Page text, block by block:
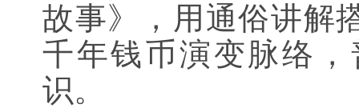
故事》，用通俗讲解
千年钱币演变脉络
识。